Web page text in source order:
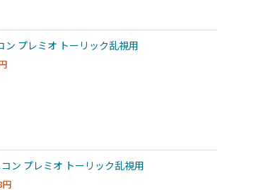
ン プレミオ トーリック乱視用
ン プレミオ トーリック乱視用
円